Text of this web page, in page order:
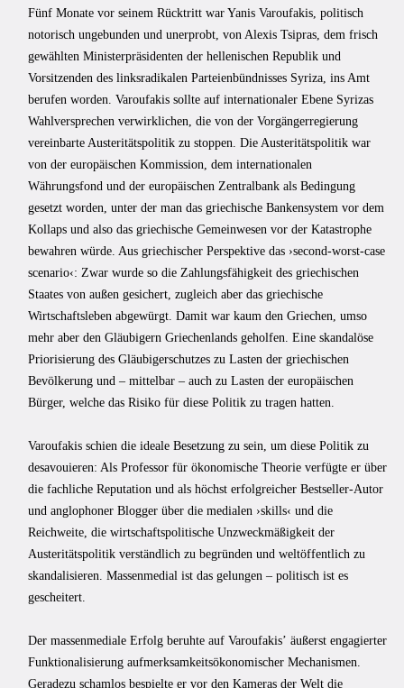
Fünf Monate vor seinem Rücktritt war Yanis Varoufakis, politisch
notorisch ungebunden und unerprobt, von Alexis Tsipras, dem frisch
gewählten Ministerpräsidenten der hellenischen Republik und
Vorsitzenden des linksradikalen Parteienbündnisses Syriza, ins Amt
berufen worden. Varoufakis sollte auf internationaler Ebene Syrizas
Wahlversprechen verwirklichen, die von der Vorgängerregierung
vereinbarte Austeritätspolitik zu stoppen. Die Austeritätspolitik war
von der europäischen Kommission, dem internationalen
Währungsfond und der europäischen Zentralbank als Bedingung
gesetzt worden, unter der man das griechische Bankensystem vor dem
Kollaps und also das griechische Gemeinwesen vor der Katastrophe
bewahren würde. Aus griechischer Perspektive das ›second-worst-case
scenario‹: Zwar wurde so die Zahlungsfähigkeit des griechischen
Staates von außen gesichert, zugleich aber das griechische
Wirtschaftsleben abgewürgt. Damit war kaum den Griechen, umso
mehr aber den Gläubigern Griechenlands geholfen. Eine skandalöse
Priorisierung des Gläubigerschutzes zu Lasten der griechischen
Bevölkerung und – mittelbar – auch zu Lasten der europäischen
Bürger, welche das Risiko für diese Politik zu tragen hatten.
Varoufakis schien die ideale Besetzung zu sein, um diese Politik zu
desavouieren: Als Professor für ökonomische Theorie verfügte er über
die fachliche Reputation und als höchst erfolgreicher Bestseller-Autor
und anglophoner Blogger über die medialen ›skills‹ und die
Reichweite, die wirtschaftspolitische Unzweckmäßigkeit der
Austeritätspolitik verständlich zu begründen und weltöffentlich zu
skandalisieren. Massenmedial ist das gelungen – politisch ist es
gescheitert.
Der massenmediale Erfolg beruhte auf Varoufakisʼ äußerst engagierter
Funktionalisierung aufmerksamkeitsökonomischer Mechanismen.
Geradezu schamlos bespielte er vor den Kameras der Welt die